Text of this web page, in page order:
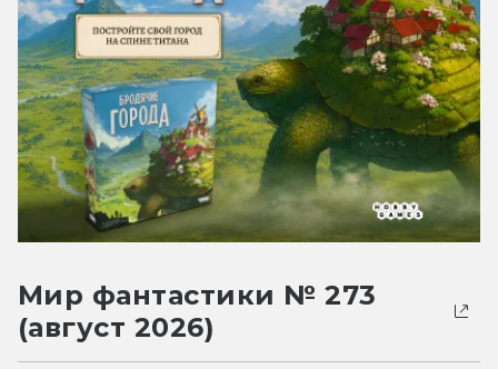
Мир фантастики № 273
(август 2026)